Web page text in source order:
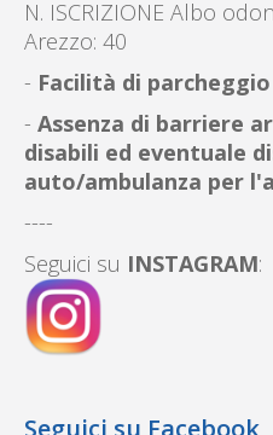
N. ISCRIZIONE Albo
Arezzo: 40
- Facilità di parcheggio
- Assenza di barriere
disabili ed eventuale
auto/ambulanza per
----
Seguici su INSTAGRAM:
Seguici su Facebook